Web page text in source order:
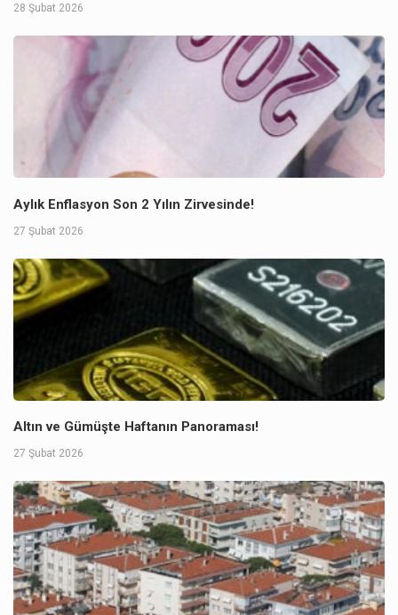
28 Şubat 2026
Aylık Enflasyon Son 2 Yılın Zirvesinde!
27 Şubat 2026
Altın ve Gümüşte Haftanın Panoraması!
27 Şubat 2026